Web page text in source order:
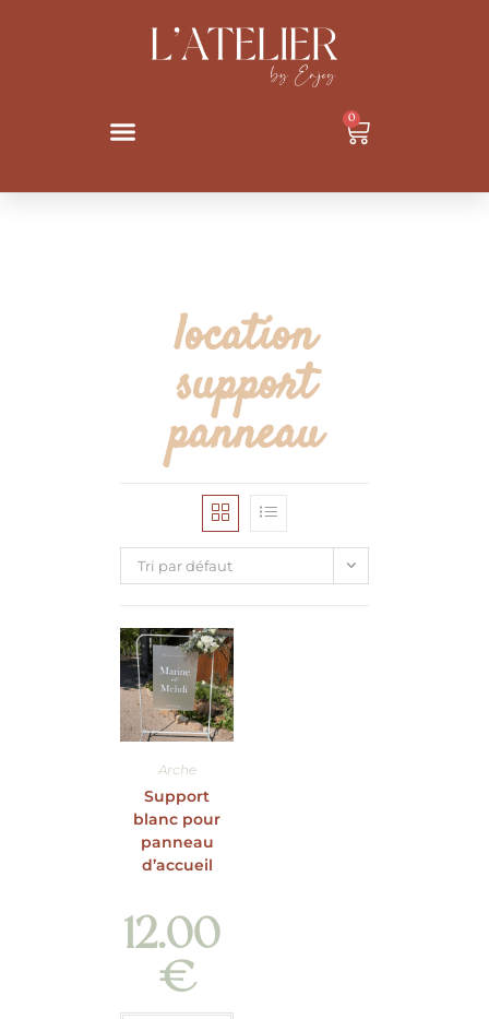
0
location
support
panneau
Tri par défaut
Arche
Support
blanc pour
panneau
d’accueil
12.00
€